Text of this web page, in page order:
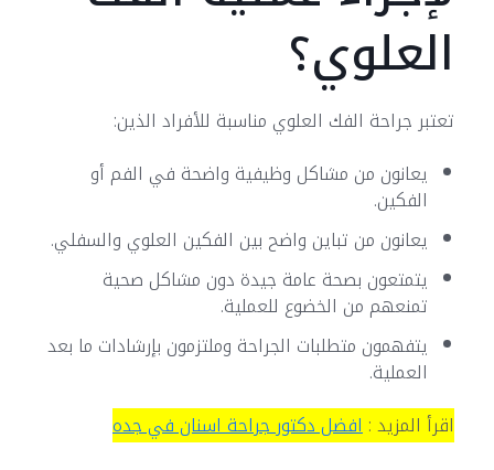
العلوي؟
تعتبر جراحة الفك العلوي مناسبة للأفراد الذين:
يعانون من مشاكل وظيفية واضحة في الفم أو
الفكين.
يعانون من تباين واضح بين الفكين العلوي والسفلي.
يتمتعون بصحة عامة جيدة دون مشاكل صحية
تمنعهم من الخضوع للعملية.
يتفهمون متطلبات الجراحة وملتزمون بإرشادات ما بعد
العملية.
اقرأ المزيد :افضل دكتور جراحة اسنان في جده